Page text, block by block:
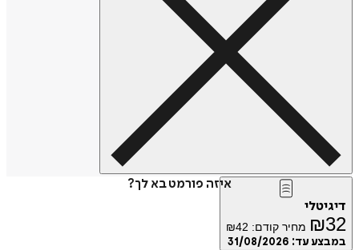
איזה פורמט בא לך?
₪ מחיר קודם: ₪42
עד:31/08/2026